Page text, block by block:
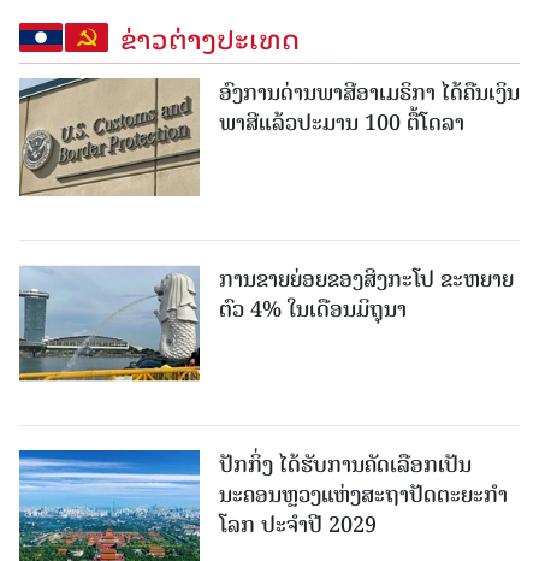
ຂ່າວຕ່າງປະເທດ
ອົງການດ່ານພາສີອາເມຣິກາ ໄດ້ຄືນເງິນ
ພາສີແລ້ວປະມານ 100 ຕື້ໂດລາ
ການຂາຍຍ່ອຍຂອງສິງກະໂປ ຂະຫຍາຍ
ຕົວ 4% ໃນເດືອນມິຖຸນາ
ປັກກິ່ງ ໄດ້ຮັບການຄັດເລືອກເປັນ
ນະຄອນຫຼວງແຫ່ງສະຖາປັດຕະຍະກຳ
ໂລກ ປະຈຳປີ 2029